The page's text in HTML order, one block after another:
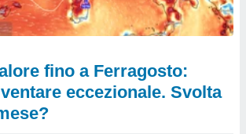
fino a Ferragosto:
eccezionale. Svolta